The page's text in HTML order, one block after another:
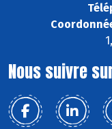
Nous suivre